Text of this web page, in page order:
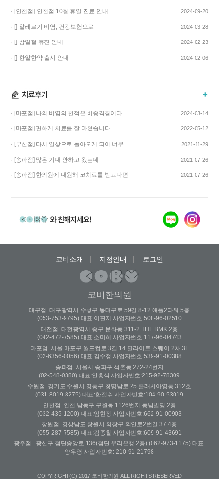
· [인천점] 인천점 10월 휴일 진료 안내 2024-09-20
· [] 알레르기 비염, 건강보험으로
2024-03-28
· [] 삼일절 휴진 안내 2024-02-23
· [] 한알한약 출시 안내 2024-02-06
· [마포점] 나의 비염의 천적은 비중격침이다. 2024-03-14
· [마포점] 편하게 치료를 잘 마쳤습니다. 2022-05-12
· [부산점] 다시 일상으로 돌아오게 되어 너무
2021-11-29
· [송파점] 많은 기대 안하고 왔는데
2021-07-26
· [송파점] 한의원에 내원해 코치료를 받고나면
2021-07-26
코비소개 지점안내 로그인
코비한의원
대구점: 대구광역시 수성구 동대구로 59길 8-12 애플2타워 5층
(053-753-9795) 대표:이판제 사업자번호:508-96-02510
대전점: 대전광역시 중구 문화동 311-2 THE BMK 2층
(042-472-7585) 대표:소미혜 사업자번호:117-96-04743
마포점: 서울 마포구 월드컵로 3길 14 딜라이트 스퀘어 2차 3F
(02-6356-0056) 대표:김수정 사업자번호:539-91-00388
송파점: 서울시 송파구 석촌동 272-24번지
(02-548-0380) 대표:안홍식 사업자번호:215-92-78309
수원점: 경기도 수원시 영통구 청명남로 25 클래시아영통 312호
(031-8019-8275) 대표:한정수 사업자번호:104-90-53019
인천점: 인천 남동구 구월동 1126번지 동남빌딩 2층
(032-435-1200) 대표:임현정 사업자번호:662-91-00903
창원점: 경상남도 창원시 의창구 의안로2번길 37 4층
(055-287-7585) 대표:김종철 사업자번호:609-91-43691
광주점 : 광산구 첨단중앙로 136(첨단 우리은행 2층) (062-973-1175) 대표:
양우영 사업자번호: 210-91-21798
COPYRIGHT(C) 2017 코비한의원 ALL RIGHTS RESERVED